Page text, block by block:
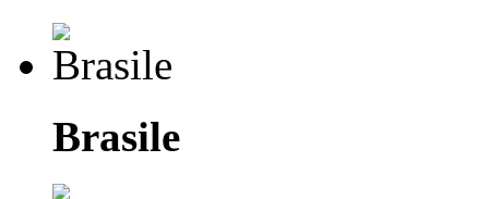
Brasile